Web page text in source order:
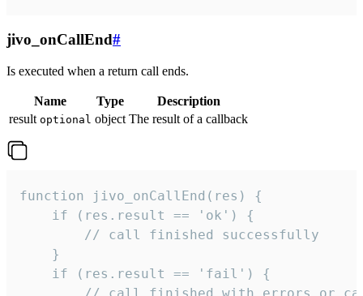
jivo_onCallEnd#
Is executed when a return call ends.
Name Type
Description
result optional object The result of a callback
function jivo_onCallEnd(res) {
    if (res.result == 'ok') {
        // call finished successfully
    }
    if (res.result == 'fail') {
// call finished with errors or